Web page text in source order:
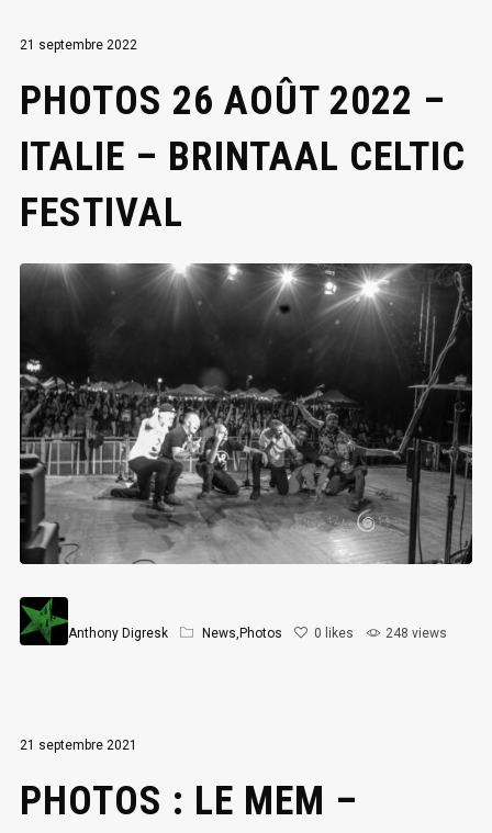
21 septembre 2022
PHOTOS 26 AOÛT 2022 –
ITALIE – BRINTAAL CELTIC
FESTIVAL
Anthony Digresk News, Photos 0 likes 248 views
21 septembre 2021
PHOTOS : LE MEM –